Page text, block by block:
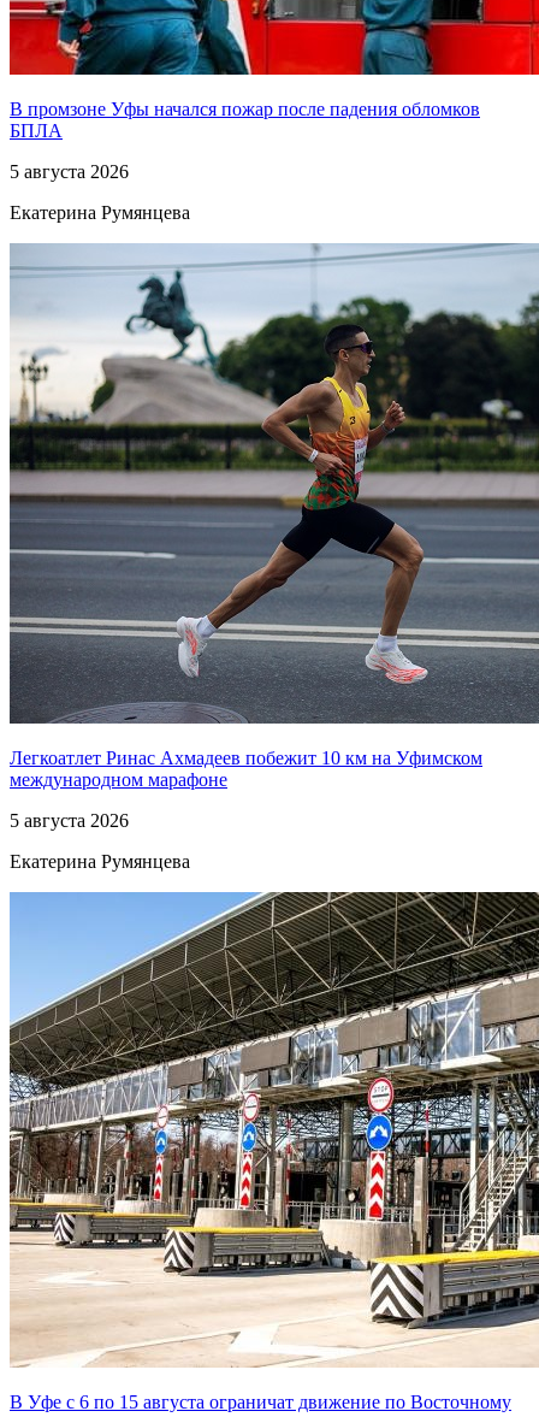
В промзоне Уфы начался пожар после падения обломков
БПЛА
5 августа 2026
Екатерина Румянцева
Легкоатлет Ринас Ахмадеев побежит 10 км на Уфимском
международном марафоне
5 августа 2026
Екатерина Румянцева
В Уфе с 6 по 15 августа ограничат движение по Восточному